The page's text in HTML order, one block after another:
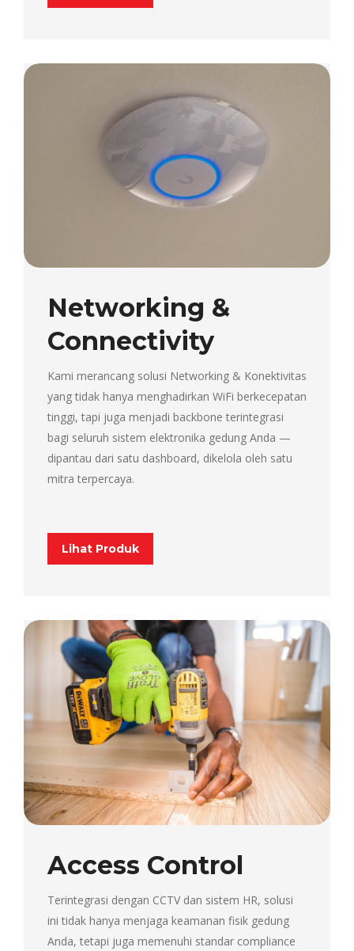
Networking &
Connectivity
Kami merancang solusi Networking & Konektivitas
yang tidak hanya menghadirkan WiFi berkecepatan
tinggi, tapi juga menjadi backbone terintegrasi
bagi seluruh sistem elektronika gedung Anda —
dipantau dari satu dashboard, dikelola oleh satu
mitra terpercaya.
Lihat Produk
Access Control
Terintegrasi dengan CCTV dan sistem HR, solusi
ini tidak hanya menjaga keamanan fisik gedung
Anda, tetapi juga memenuhi standar compliance